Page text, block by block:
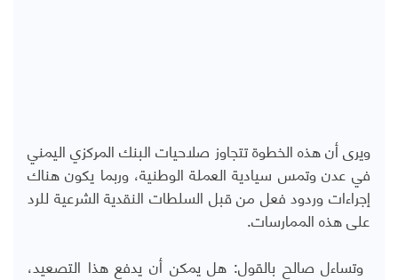
ويرى أن هذه الخطوة تتجاوز صلاحيات البنك المركزي اليمني
في عدن وتمس سيادية العملة الوطنية، وربما يكون هناك
إجراءات وردود فعل من قبل السلطات النقدية الشرعية للرد
على هذه الممارسات.
‏ وتساءل صالح بالقول: هل يمكن أن يدفع هذا التصعيد،